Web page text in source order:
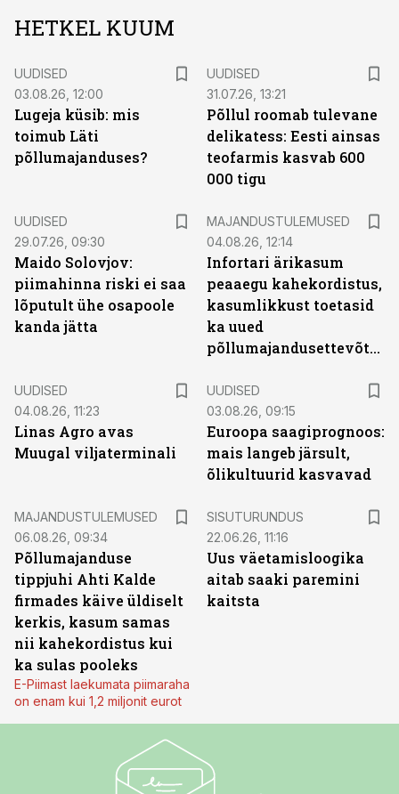
HETKEL KUUM
UUDISED
03.08.26, 12:00
Lugeja küsib: mis
toimub Läti
põllumajanduses?
UUDISED
31.07.26, 13:21
Põllul roomab tulevane
delikatess: Eesti ainsas
teofarmis kasvab 600
000 tigu
UUDISED
29.07.26, 09:30
Maido Solovjov:
piimahinna riski ei saa
lõputult ühe osapoole
kanda jätta
MAJANDUSTULEMUSED
04.08.26, 12:14
Infortari ärikasum
peaaegu kahekordistus,
kasumlikkust toetasid
ka uued
põllumajandusettevõtted
UUDISED
04.08.26, 11:23
Linas Agro avas
Muugal viljaterminali
UUDISED
03.08.26, 09:15
Euroopa saagiprognoos:
mais langeb järsult,
õlikultuurid kasvavad
MAJANDUSTULEMUSED
06.08.26, 09:34
Põllumajanduse
tippjuhi Ahti Kalde
firmades käive üldiselt
kerkis, kasum samas
nii kahekordistus kui
ka sulas pooleks
E-Piimast laekumata piimaraha
on enam kui 1,2 miljonit eurot
SISUTURUNDUS
22.06.26, 11:16
Uus väetamisloogika
aitab saaki paremini
kaitsta